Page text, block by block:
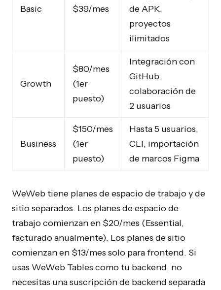
Basic $39/mes
de APK,
proyectos
ilimitados
Growth
$80/mes
(1er
puesto)
Integración con
GitHub,
colaboración de
2 usuarios
Business
$150/mes
(1er
puesto)
Hasta 5 usuarios,
CLI, importación
de marcos Figma
WeWeb tiene planes de espacio de trabajo y de
sitio separados. Los planes de espacio de
trabajo comienzan en $20/mes (Essential,
facturado anualmente). Los planes de sitio
comienzan en $13/mes solo para frontend. Si
usas WeWeb Tables como tu backend, no
necesitas una suscripción de backend separada